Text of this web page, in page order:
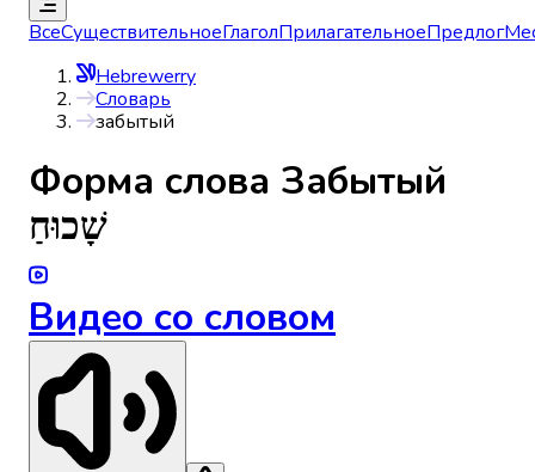
ВсеСуществительноеГлаголПрилагательноеПредлог
Hebrewerry
Словарь
забытый
Форма слова Забытый
שָׁכוּחַ
Видео со словом